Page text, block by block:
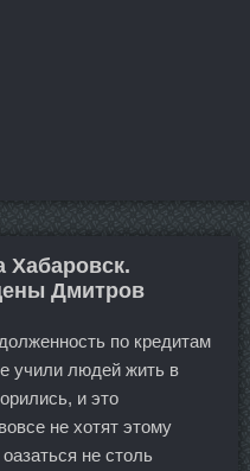
Хабаровск.
Дмитров
по кредитам
учили людей жить в
и это
не хотят этому
не столь